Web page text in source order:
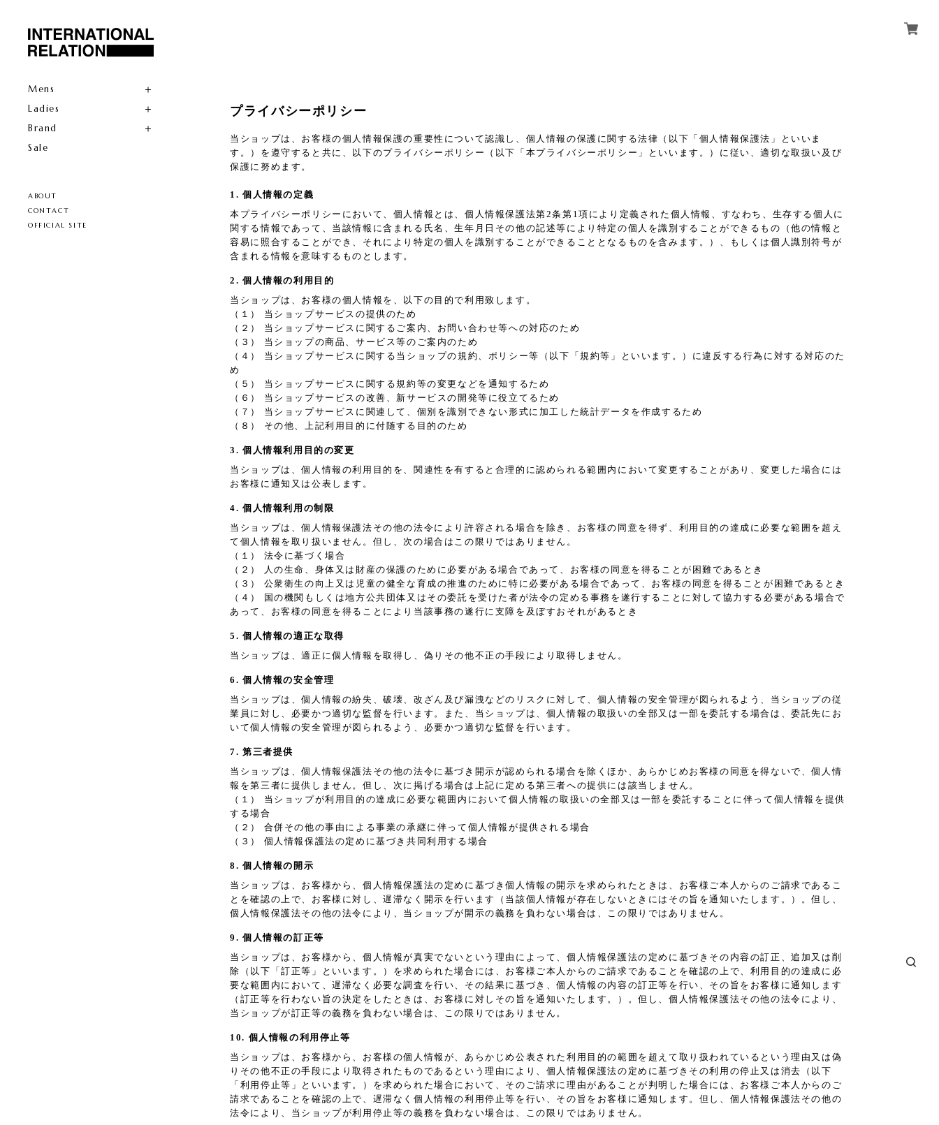
Mens
Ladies
Brand
Sale
ABOUT
CONTACT
OFFICIAL SITE
プライバシーポリシー
当ショップは、お客様の個人情報保護の重要性について認識し、個人情報の保護に関する法律（以下「個人情報保護法」といいま
す。）を遵守すると共に、以下のプライバシーポリシー（以下「本プライバシーポリシー」といいます。）に従い、適切な取扱い及び
保護に努めます。
1. 個人情報の定義
本プライバシーポリシーにおいて、個人情報とは、個人情報保護法第2条第1項により定義された個人情報、すなわち、生存する個人に
関する情報であって、当該情報に含まれる氏名、生年月日その他の記述等により特定の個人を識別することができるもの（他の情報と
容易に照合することができ、それにより特定の個人を識別することができることとなるものを含みます。）、もしくは個人識別符号が
含まれる情報を意味するものとします。
2. 個人情報の利用目的
当ショップは、お客様の個人情報を、以下の目的で利用致します。
（１） 当ショップサービスの提供のため
（２） 当ショップサービスに関するご案内、お問い合わせ等への対応のため
（３） 当ショップの商品、サービス等のご案内のため
（４） 当ショップサービスに関する当ショップの規約、ポリシー等（以下「規約等」といいます。）に違反する行為に対する対応のた
め
（５） 当ショップサービスに関する規約等の変更などを通知するため
（６） 当ショップサービスの改善、新サービスの開発等に役立てるため
（７） 当ショップサービスに関連して、個別を識別できない形式に加工した統計データを作成するため
（８） その他、上記利用目的に付随する目的のため
3. 個人情報利用目的の変更
当ショップは、個人情報の利用目的を、関連性を有すると合理的に認められる範囲内において変更することがあり、変更した場合には
お客様に通知又は公表します。
4. 個人情報利用の制限
当ショップは、個人情報保護法その他の法令により許容される場合を除き、お客様の同意を得ず、利用目的の達成に必要な範囲を超え
て個人情報を取り扱いません。但し、次の場合はこの限りではありません。
（１） 法令に基づく場合
（２） 人の生命、身体又は財産の保護のために必要がある場合であって、お客様の同意を得ることが困難であるとき
（３） 公衆衛生の向上又は児童の健全な育成の推進のために特に必要がある場合であって、お客様の同意を得ることが困難であるとき
（４） 国の機関もしくは地方公共団体又はその委託を受けた者が法令の定める事務を遂行することに対して協力する必要がある場合で
あって、お客様の同意を得ることにより当該事務の遂行に支障を及ぼすおそれがあるとき
5. 個人情報の適正な取得
当ショップは、適正に個人情報を取得し、偽りその他不正の手段により取得しません。
6. 個人情報の安全管理
当ショップは、個人情報の紛失、破壊、改ざん及び漏洩などのリスクに対して、個人情報の安全管理が図られるよう、当ショップの従
業員に対し、必要かつ適切な監督を行います。また、当ショップは、個人情報の取扱いの全部又は一部を委託する場合は、委託先にお
いて個人情報の安全管理が図られるよう、必要かつ適切な監督を行います。
7. 第三者提供
当ショップは、個人情報保護法その他の法令に基づき開示が認められる場合を除くほか、あらかじめお客様の同意を得ないで、個人情
報を第三者に提供しません。但し、次に掲げる場合は上記に定める第三者への提供には該当しません。
（１） 当ショップが利用目的の達成に必要な範囲内において個人情報の取扱いの全部又は一部を委託することに伴って個人情報を提供
する場合
（２） 合併その他の事由による事業の承継に伴って個人情報が提供される場合
（３） 個人情報保護法の定めに基づき共同利用する場合
8. 個人情報の開示
当ショップは、お客様から、個人情報保護法の定めに基づき個人情報の開示を求められたときは、お客様ご本人からのご請求であるこ
とを確認の上で、お客様に対し、遅滞なく開示を行います（当該個人情報が存在しないときにはその旨を通知いたします。）。但し、
個人情報保護法その他の法令により、当ショップが開示の義務を負わない場合は、この限りではありません。
9. 個人情報の訂正等
当ショップは、お客様から、個人情報が真実でないという理由によって、個人情報保護法の定めに基づきその内容の訂正、追加又は削
除（以下「訂正等」といいます。）を求められた場合には、お客様ご本人からのご請求であることを確認の上で、利用目的の達成に必
要な範囲内において、遅滞なく必要な調査を行い、その結果に基づき、個人情報の内容の訂正等を行い、その旨をお客様に通知します
（訂正等を行わない旨の決定をしたときは、お客様に対しその旨を通知いたします。）。但し、個人情報保護法その他の法令により、
当ショップが訂正等の義務を負わない場合は、この限りではありません。
10. 個人情報の利用停止等
当ショップは、お客様から、お客様の個人情報が、あらかじめ公表された利用目的の範囲を超えて取り扱われているという理由又は偽
りその他不正の手段により取得されたものであるという理由により、個人情報保護法の定めに基づきその利用の停止又は消去（以下
「利用停止等」といいます。）を求められた場合において、そのご請求に理由があることが判明した場合には、お客様ご本人からのご
請求であることを確認の上で、遅滞なく個人情報の利用停止等を行い、その旨をお客様に通知します。但し、個人情報保護法その他の
法令により、当ショップが利用停止等の義務を負わない場合は、この限りではありません。